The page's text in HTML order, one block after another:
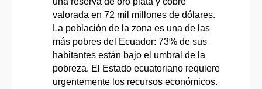
valorada en 72 mil millones de dólares.
La población de la zona es una de las
más pobres del Ecuador: 73% de sus
habitantes están bajo el umbral de la
pobreza. El Estado ecuatoriano requiere
urgentemente los recursos económicos.